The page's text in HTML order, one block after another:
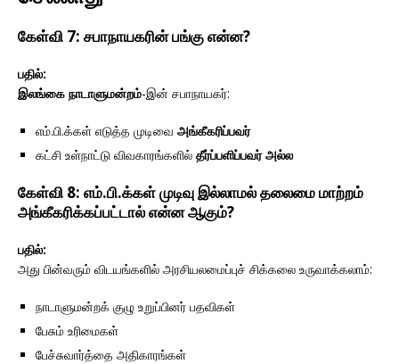
கேள்வி 7: சபாநாயகரின் பங்கு என்ன?
பதில்:
இலங்கை நாடாளுமன்றம்-இன் சபாநாயகர்:
எம்.பி.க்கள் எடுத்த முடிவை அங்கீகரிப்பவர்
கட்சி உள்நாட்டு விவகாரங்களில் தீர்ப்பளிப்பவர் அல்ல
கேள்வி 8: எம்.பி.க்கள் முடிவு இல்லாமல் தலைமை மாற்றம்
அங்கீகரிக்கப்பட்டால் என்ன ஆகும்?
பதில்:
அது பின்வரும் விடயங்களில் அரசியலமைப்புச் சிக்கலை உருவாக்கலாம்:
நாடாளுமன்றக் குழு உறுப்பினர் பதவிகள்
பேசும் உரிமைகள்
பேச்சுவார்த்தை அதிகாரங்கள்